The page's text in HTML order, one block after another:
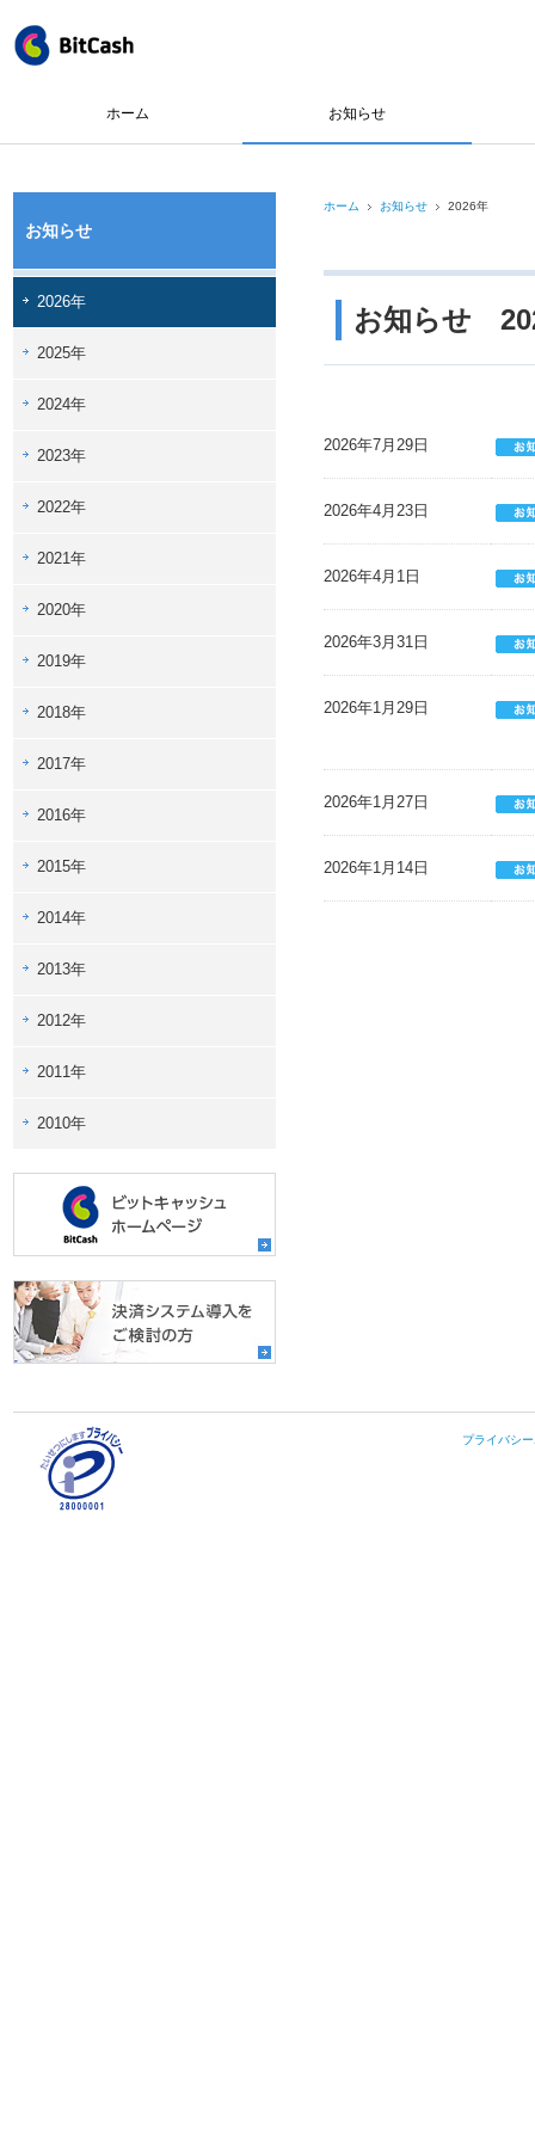
ホーム お知らせ
お知らせ
2026年
2025年
2024年
2023年
2022年
2021年
2020年
2019年
2018年
2017年
2016年
2015年
2014年
2013年
2012年
2011年
2010年
ホーム お知らせ 2026年
お知らせ
2026年7月29日
2026年4月23日
2026年4月1日
2026年3月31日
2026年1月29日
2026年1月27日
2026年1月14日
プライバシ